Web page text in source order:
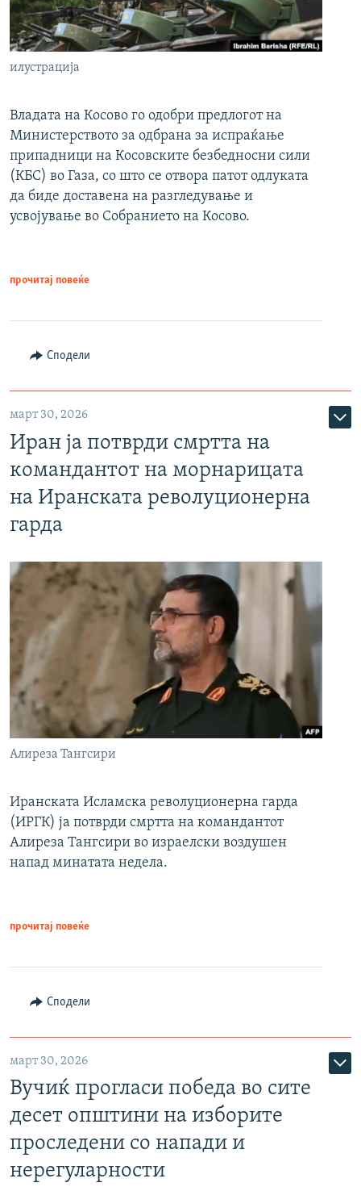
илустрација
Владата на Косово го одобри предлогот на
Министерството за одбрана за испраќање
припадници на Косовските безбедносни сили
(КБС) во Газа, со што се отвора патот одлуката
да биде доставена на разгледување и
усвојување во Собранието на Косово.
прочитај повеќе
Сподели
март 30, 2026
Иран ја потврди смртта на
командантот на морнарицата
на Иранската револуционерна
гарда
Алиреза Тангсири
Иранската Исламска револуционерна гарда
(ИРГК) ја потврди смртта на командантот
Алиреза Тангсири во израелски воздушен
напад минатата недела.
прочитај повеќе
Сподели
март 30, 2026
Вучиќ прогласи победа во сите
десет општини на изборите
проследени со напади и
нерегуларности